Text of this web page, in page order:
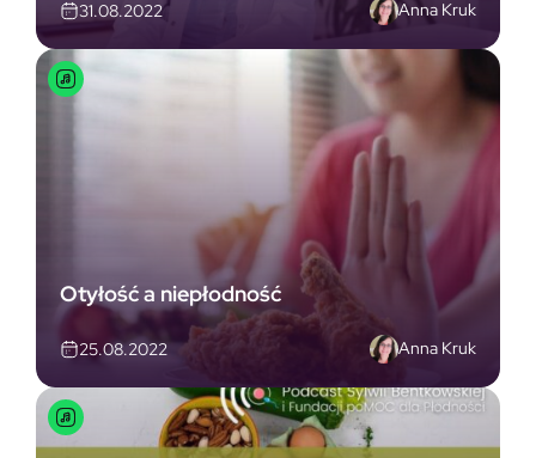
31.08.2022 Anna Kruk
Otyłość a niepłodność
25.08.2022 Anna Kruk